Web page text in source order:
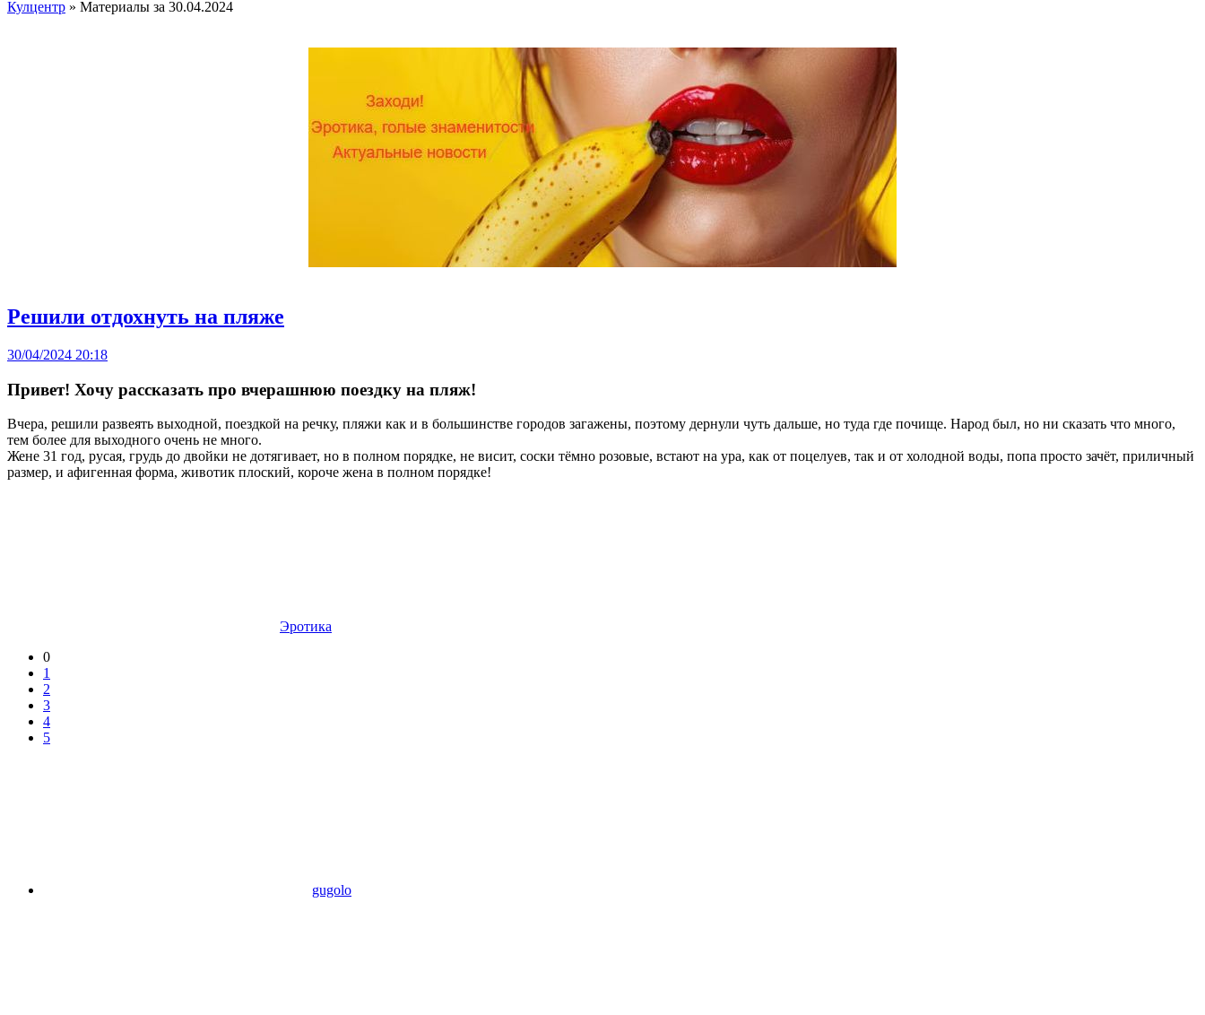
Кулцентр » Материалы за 30.04.2024
Решили отдохнуть на пляже
30/04/2024 20:18
Привет! Хочу рассказать про вчерашнюю поездку на пляж!
Вчера, решили развеять выходной, поездкой на речку, пляжи как и в большинстве городов загажены, поэтому дернули чуть дальше, но туда где почище. Народ был, но ни сказать что много,
тем более для выходного очень не много.
Жене 31 год, русая, грудь до двойки не дотягивает, но в полном порядке, не висит, соски тёмно розовые, встают на ура, как от поцелуев, так и от холодной воды, попа просто зачёт, приличный
размер, и афигенная форма, животик плоский, короче жена в полном порядке!
Эротика
0
1
2
3
4
5
gugolo